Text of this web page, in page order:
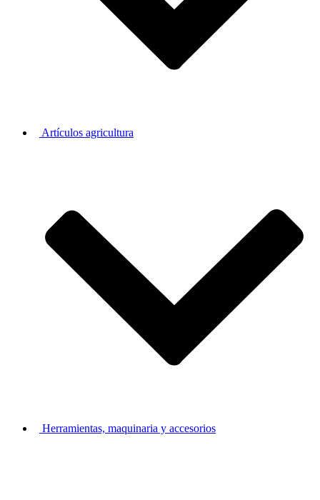
Artículos agricultura
Herramientas, maquinaria y accesorios